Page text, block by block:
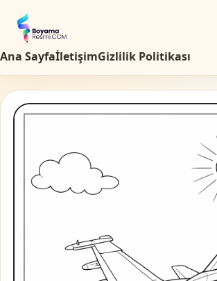
Ana SayfaİletişimGizlilik Politikası